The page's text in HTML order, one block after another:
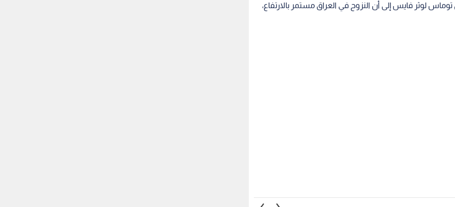
لوثر فايس إلى أن النزوح في العراق مستمر بالارتفاع،